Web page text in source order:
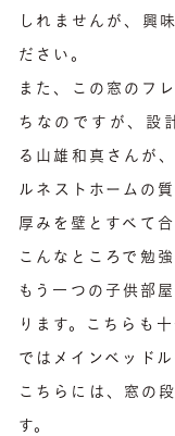
しれませんが、興
ださい。
また、この窓のフ
ちなのですが、設
る山雄和真さんが
ルネストホームの
厚みを壁とすべて
こんなところで勉
もう一つの子供部
ります。こちらも
ではメインベッド
こちらには、窓の
す。